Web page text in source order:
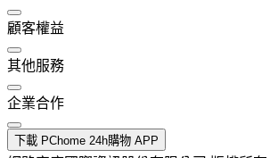
顧客權益
其他服務
企業合作
下載 PChome 24h購物 APP